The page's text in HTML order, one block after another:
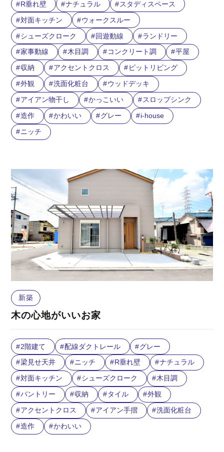
R垂れ壁 ナチュラル
スタディスペース
対面キッチン
ウォークスルー
シューズクローク
回遊動線
ランドリー
家事動線
木目調 コンクリート調
平屋
収納
アクセントクロス
ピットリビング
外観
洗面化粧台
ウッドデッキ
アイアン物干し
かっこいい
スロップシンク
造作
かわいい グレー
i-house
ニッチ
新築
木の心地がいいお家
2階建て 配線ダクトレール
グレー
梁見せ天井
ニッチ R垂れ壁
ナチュラル
対面キッチン
シューズクローク
木目調
バントリー
収納 タイル
外観
アクセントクロス
アイアン手摺
洗面化粧台
造作
かわいい